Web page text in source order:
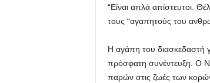
“Είναι απλά απίστευτοι.
τους “αγαπητούς του
Η αγάπη του διασκεδαστή
πρόσφατη συνέντευξη. Ο
παρών στις ζωές των